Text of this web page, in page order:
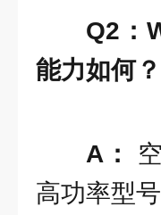
Q2：
能力如何？
A：
高功率型